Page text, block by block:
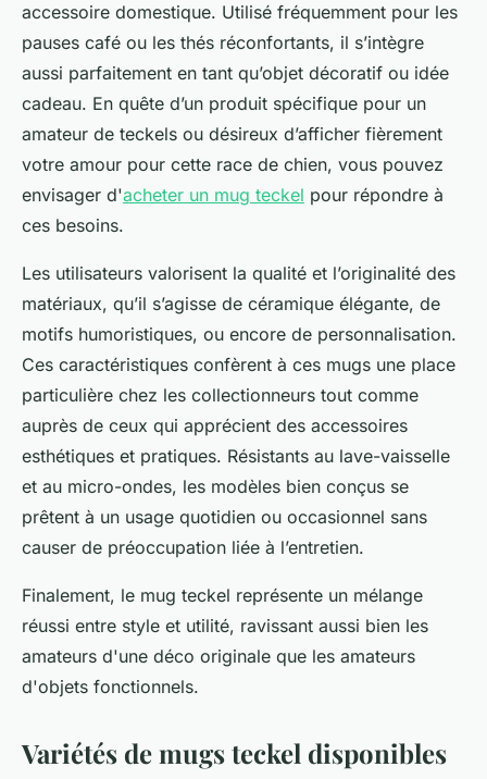
accessoire domestique. Utilisé fréquemment pour les
pauses café ou les thés réconfortants, il s’intègre
aussi parfaitement en tant qu’objet décoratif ou idée
cadeau. En quête d’un produit spécifique pour un
amateur de teckels ou désireux d’afficher fièrement
votre amour pour cette race de chien, vous pouvez
envisager d'acheter un mug teckel pour répondre à
ces besoins.
Les utilisateurs valorisent la qualité et l’originalité des
matériaux, qu’il s’agisse de céramique élégante, de
motifs humoristiques, ou encore de personnalisation.
Ces caractéristiques confèrent à ces mugs une place
particulière chez les collectionneurs tout comme
auprès de ceux qui apprécient des accessoires
esthétiques et pratiques. Résistants au lave-vaisselle
et au micro-ondes, les modèles bien conçus se
prêtent à un usage quotidien ou occasionnel sans
causer de préoccupation liée à l’entretien.
Finalement, le mug teckel représente un mélange
réussi entre style et utilité, ravissant aussi bien les
amateurs d'une déco originale que les amateurs
d'objets fonctionnels.
Variétés de mugs teckel disponibles